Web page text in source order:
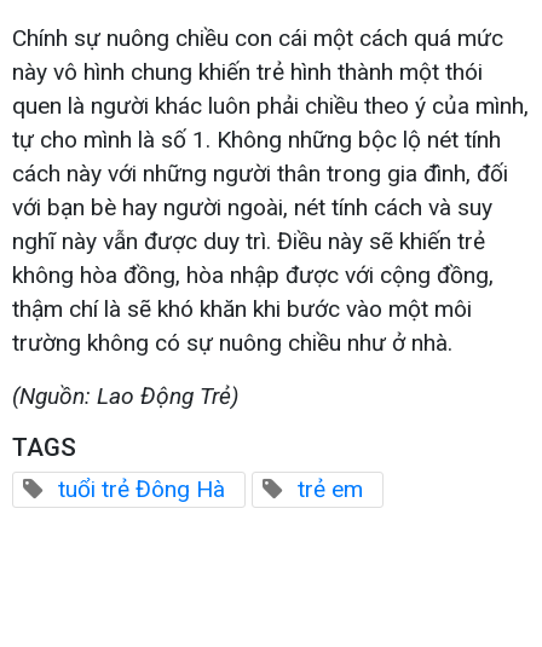
Chính sự nuông chiều con cái một cách quá mức
này vô hình chung khiến trẻ hình thành một thói
quen là người khác luôn phải chiều theo ý của mình,
tự cho mình là số 1. Không những bộc lộ nét tính
cách này với những người thân trong gia đình, đối
với bạn bè hay người ngoài, nét tính cách và suy
nghĩ này vẫn được duy trì. Điều này sẽ khiến trẻ
không hòa đồng, hòa nhập được với cộng đồng,
thậm chí là sẽ khó khăn khi bước vào một môi
trường không có sự nuông chiều như ở nhà.
(Nguồn: Lao Động Trẻ)
TAGS
tuổi trẻ Đông Hà trẻ em